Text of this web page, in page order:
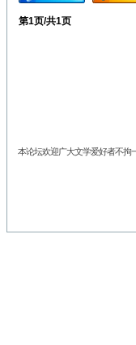
第1页/共1页
本论坛欢迎广大文学爱好者不拘